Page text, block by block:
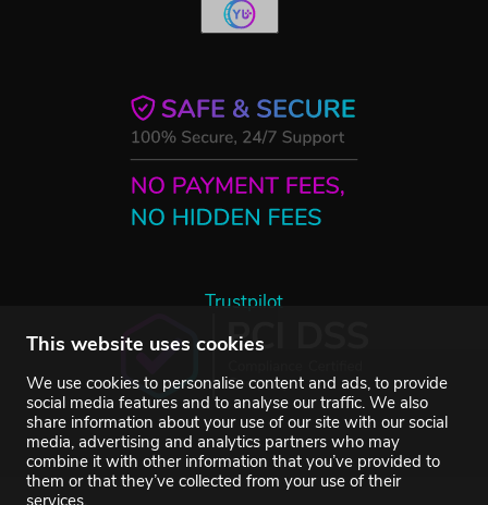
This website uses cookies
We use cookies to personalise content and ads, to provide
social media features and to analyse our traffic. We also
share information about your use of our site with our social
media, advertising and analytics partners who may
combine it with other information that you’ve provided to
them or that they’ve collected from your use of their
services.
Trustpilot